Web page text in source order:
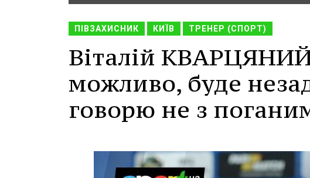
ПІВЗАХИСНИК КИЇВ ТРЕНЕР (СПОРТ)
Віталій
можливо, буде
говорю не з